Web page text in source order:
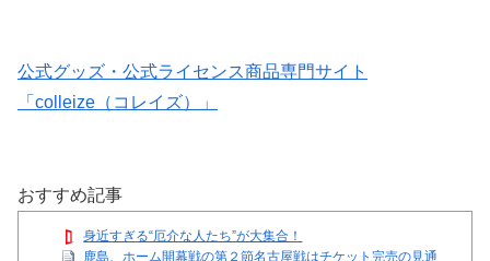
公式グッズ・公式ライセンス商品専門サイト
「colleize（コレイズ）」
おすすめ記事
身近すぎる“厄介な人たち”が大集合！
鹿島、ホーム開幕戦の第２節名古屋戦はチケット完売の見通